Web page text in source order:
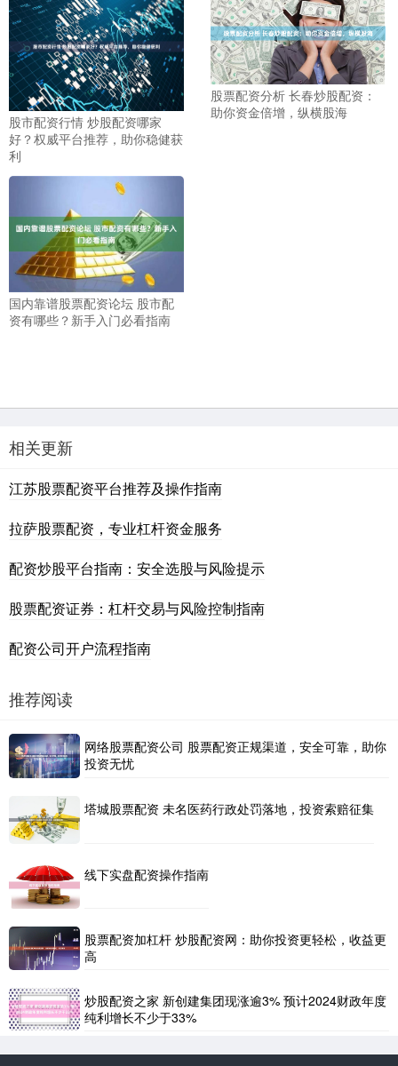
股市配资行情 炒股配资哪家
好？权威平台推荐，助你稳健获
利
股票配资分析 长春炒股配资：
助你资金倍增，纵横股海
国内靠谱股票配资论坛 股市配
资有哪些？新手入门必看指南
相关更新
江苏股票配资平台推荐及操作指南
拉萨股票配资，专业杠杆资金服务
配资炒股平台指南：安全选股与风险提示
股票配资证券：杠杆交易与风险控制指南
配资公司开户流程指南
推荐阅读
网络股票配资公司 股票配资正规渠道，安全可靠，助你
投资无忧
塔城股票配资 未名医药行政处罚落地，投资索赔征集
线下实盘配资操作指南
股票配资加杠杆 炒股配资网：助你投资更轻松，收益更
高
炒股配资之家 新创建集团现涨逾3% 预计2024财政年度
纯利增长不少于33%